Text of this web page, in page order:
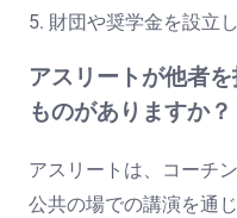
5. 財団や奨学金を設立
アスリートが他者
ものがありますか？
アスリートは、コーチ
公共の場での講演を通